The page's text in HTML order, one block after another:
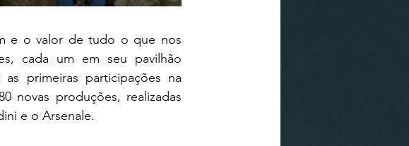
e o valor de tudo o que nos
cada um em seu pavilhão
primeiras participações na
novas produções, realizadas
e o Arsenale.